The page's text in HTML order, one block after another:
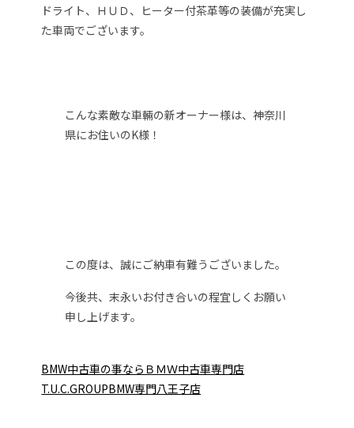
ドライト、ＨＵＤ、ヒーター付茶革等の装備が充実し
た車両でございます。
こんな素敵な車輛の新オーナー様は、神奈川
県にお住いのK様！
この度は、誠にご納車有難うございました。
今後共、末永いお付き合いの程宜しくお願い
申し上げます。
BMW中古車の事ならＢＭＷ中古車専門店
T.U.C.GROUPBMW専門八王子店